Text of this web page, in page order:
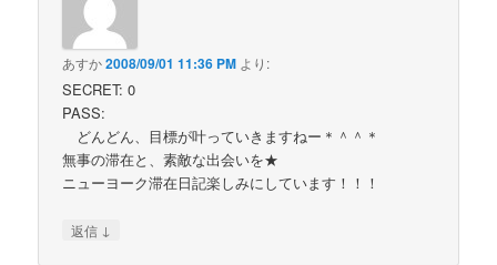
あすか2008/09/01 11:36 PM より:
SECRET: 0
PASS:
どんどん、目標が叶っていきますねー＊＾＾＊
無事の滞在と、素敵な出会いを★
ニューヨーク滞在日記楽しみにしています！！！
返信 ↓